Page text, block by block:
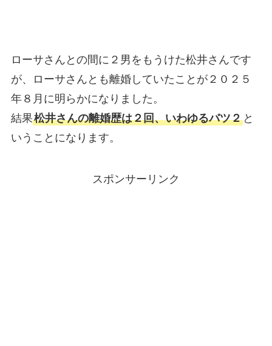
ローサさんとの間に２男をもうけた松井さんです
が、ローサさんとも離婚していたことが２０２５
年８月に明らかになりました。
結果松井さんの離婚歴は２回、いわゆるバツ２と
いうことになります。
スポンサーリンク